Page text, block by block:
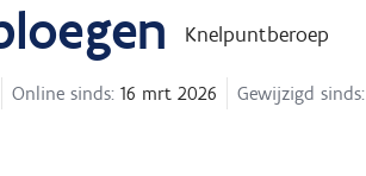
Knelpuntberoep
Online sinds: 16 mrt 2026 Gewijzigd sinds: